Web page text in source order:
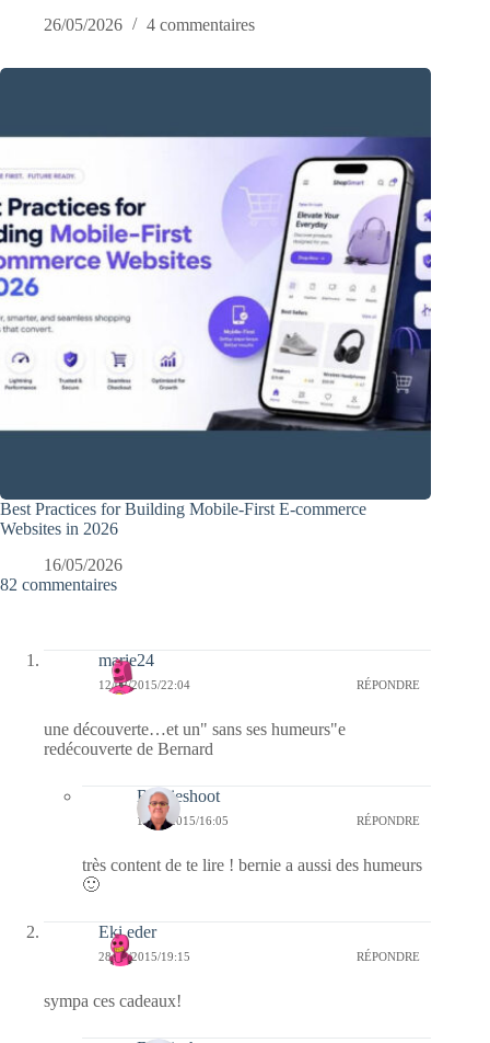
26/05/2026
4 commentaires
Best Practices for Building Mobile-First E-commerce
Websites in 2026
16/05/2026
82 commentaires
marie24
12/02/2015/22:04 RÉPONDRE
une découverte…et un" sans ses humeurs"e
redécouverte de Bernard
Bernieshoot
13/02/2015/16:05 RÉPONDRE
très content de te lire ! bernie a aussi des humeurs
🙂
Eki eder
28/01/2015/19:15 RÉPONDRE
sympa ces cadeaux!